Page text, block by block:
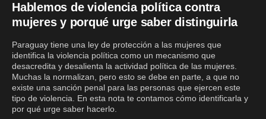
Hablemos de violencia política contra
mujeres y porqué urge saber distinguirla
Paraguay tiene una ley de protección a las mujeres que
identifica la violencia política como un mecanismo que
desacredita y desalienta la actividad política de las mujeres.
Muchas la normalizan, pero esto se debe en parte, a que no
existe una sanción penal para las personas que ejercen este
tipo de violencia. En esta nota te contamos cómo identificarla y
por qué urge saber hacerlo.